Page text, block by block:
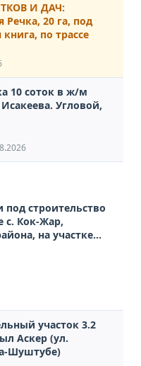
И ДАЧ:
Речка, 20 га, под
по трассе
10 соток в ж/м
Угловой,
под строительство
участке
дом своей
книга,
участок 3.2
Аскер (ул.
Шуштубе)